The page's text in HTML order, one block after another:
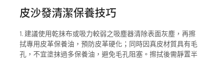
皮沙發清潔保養技巧
1. 建議使用乾抹布或吸力較弱之吸塵器清除表面灰塵，再擦
拭專用皮革保養油，預防皮革硬化；同時因真皮材質具有毛
孔，不宜塗抹過多保養油，避免毛孔阻塞。擦拭後需靜置半